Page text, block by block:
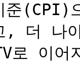
준(CPI)
, 더 나
로 이어